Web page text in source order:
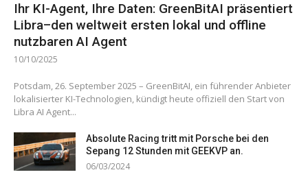
Ihr KI-Agent, Ihre Daten: GreenBitAI präsentiert
Libra–den weltweit ersten lokal und offline
nutzbaren AI Agent
10/10/2025
Potsdam, 26. September 2025 – GreenBitAI, ein führender Anbieter
lokalisierter KI-Technologien, kündigt heute offiziell den Start von
Libra AI Agent...
Absolute Racing tritt mit Porsche bei den
Sepang 12 Stunden mit GEEKVP an.
06/03/2024